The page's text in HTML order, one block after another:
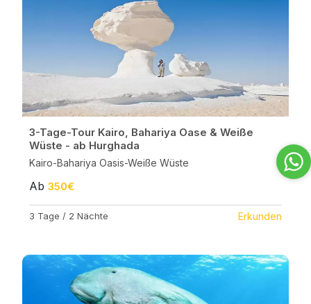
3-Tage-Tour Kairo, Bahariya Oase & Weiße
Wüste - ab Hurghada
Kairo-Bahariya Oasis-Weiße Wüste
Ab 350€
3 Tage / 2 Nächte Erkunden